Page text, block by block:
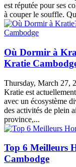
est réputée pour ses
à couper le souffle.
Où Dormir à
Kratie
Thursday, March 27,
Kratie est
avec un écosystème
des activités de plein
province,...
Top 6 Meilleurs
Cambodge